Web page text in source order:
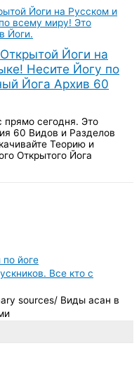
Йоги на
Несите Йогу по
Йога Архив 60
прямо сегодня. Это
60 Видов и Разделов
Теорию и
Открытого Йога
йоге
Все кто с
sources/ Виды асан в